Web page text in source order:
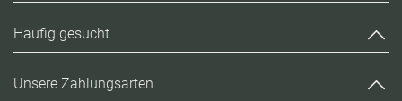
Häufig gesucht
Unsere Zahlungsarten